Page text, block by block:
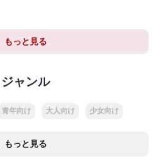
もっと見る
ジャンル
青年向け 大人向け 少女向け
もっと見る